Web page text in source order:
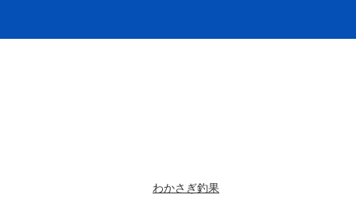
わかさぎ釣果